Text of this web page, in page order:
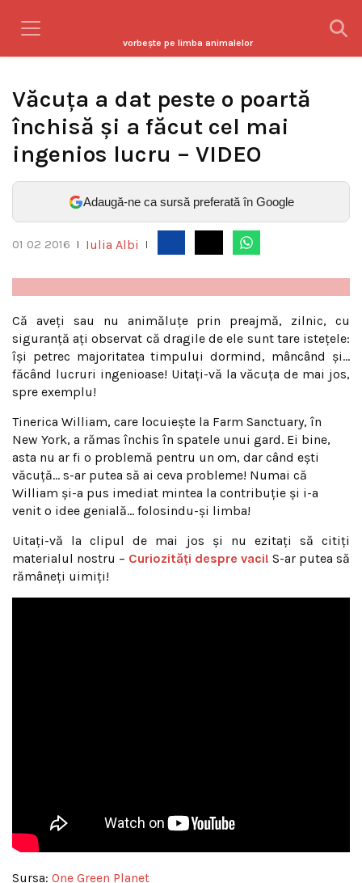
vorbeşte pe limba animalelor
Văcuţa a dat peste o poartă
închisă şi a făcut cel mai
ingenios lucru – VIDEO
Adaugă-ne ca sursă preferată în Google
01 02 2016 Iulia Albi
Că aveţi sau nu animăluţe prin preajmă, zilnic, cu
siguranţă aţi observat că dragile de ele sunt tare isteţele:
îşi petrec majoritatea timpului dormind, mâncând şi…
făcând lucruri ingenioase! Uitaţi-vă la văcuţa de mai jos,
spre exemplu!
Tinerica William, care locuieşte la Farm Sanctuary, în
New York, a rămas închis în spatele unui gard. Ei bine,
asta nu ar fi o problemă pentru un om, dar când eşti
văcuţă… s-ar putea să ai ceva probleme! Numai că
William şi-a pus imediat mintea la contribuţie şi i-a
venit o idee genială… folosindu-şi limba!
Uitaţi-vă la clipul de mai jos şi nu ezitaţi să citiţi
materialul nostru – Curiozităţi despre vaci! S-ar putea să
rămâneţi uimiţi!
Sursa: One Green Planet